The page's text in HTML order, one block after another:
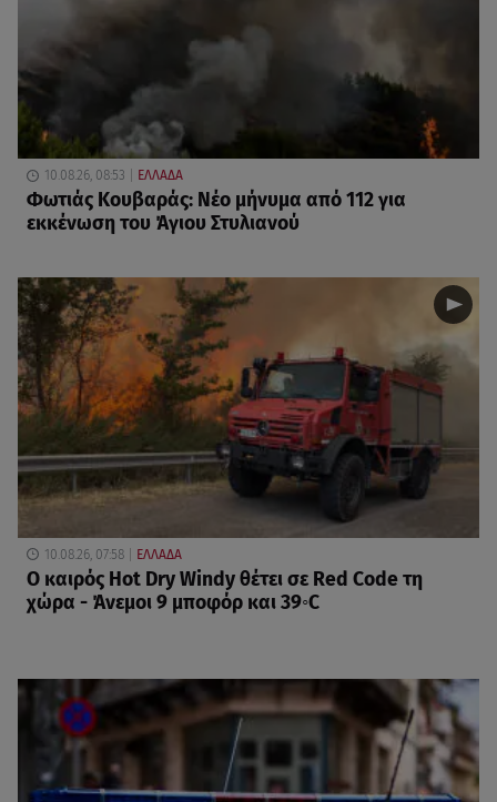
10.08.26, 08:53 ΕΛΛΑΔΑ
Φωτιάς Κουβαράς: Νέο μήνυμα από 112 για
εκκένωση του Άγιου Στυλιανού
10.08.26, 07:58 ΕΛΛΑΔΑ
Ο καιρός Hot Dry Windy θέτει σε Red Code τη
χώρα - Άνεμοι 9 μποφόρ και 39◦C